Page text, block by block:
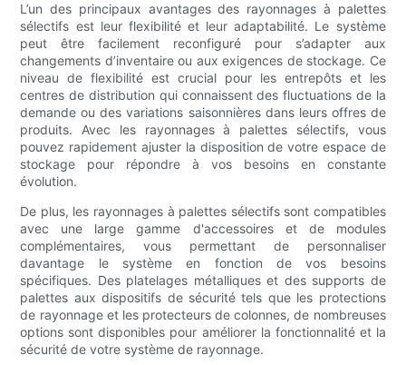
L’un des principaux avantages des rayonnages à palettes
sélectifs est leur flexibilité et leur adaptabilité. Le système
peut être facilement reconfiguré pour s’adapter aux
changements d’inventaire ou aux exigences de stockage. Ce
niveau de flexibilité est crucial pour les entrepôts et les
centres de distribution qui connaissent des fluctuations de la
demande ou des variations saisonnières dans leurs offres de
produits. Avec les rayonnages à palettes sélectifs, vous
pouvez rapidement ajuster la disposition de votre espace de
stockage pour répondre à vos besoins en constante
évolution.
De plus, les rayonnages à palettes sélectifs sont compatibles
avec une large gamme d'accessoires et de modules
complémentaires, vous permettant de personnaliser
davantage le système en fonction de vos besoins
spécifiques. Des platelages métalliques et des supports de
palettes aux dispositifs de sécurité tels que les protections
de rayonnage et les protecteurs de colonnes, de nombreuses
options sont disponibles pour améliorer la fonctionnalité et la
sécurité de votre système de rayonnage.